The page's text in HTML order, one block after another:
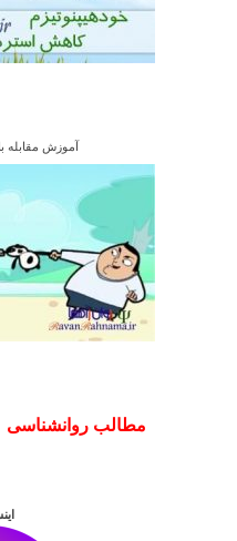
آموزش مقابله
مطالب روانشناسی